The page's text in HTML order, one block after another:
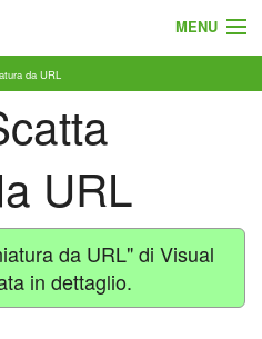
MENU
da URL
URL
da URL" di Visual
in dettaglio.